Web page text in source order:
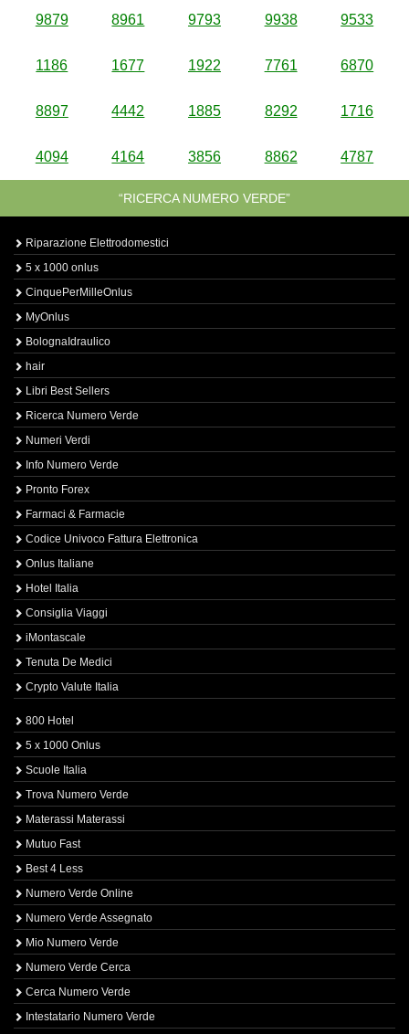
9879 8961 9793 9938 9533
1186 1677 1922 7761 6870
8897 4442 1885 8292 1716
4094 4164 3856 8862 4787
“RICERCA NUMERO VERDE”
Riparazione Elettrodomestici
5 x 1000 onlus
CinquePerMilleOnlus
MyOnlus
BolognaIdraulico
hair
Libri Best Sellers
Ricerca Numero Verde
Numeri Verdi
Info Numero Verde
Pronto Forex
Farmaci & Farmacie
Codice Univoco Fattura Elettronica
Onlus Italiane
Hotel Italia
Consiglia Viaggi
iMontascale
Tenuta De Medici
Crypto Valute Italia
800 Hotel
5 x 1000 Onlus
Scuole Italia
Trova Numero Verde
Materassi Materassi
Mutuo Fast
Best 4 Less
Numero Verde Online
Numero Verde Assegnato
Mio Numero Verde
Numero Verde Cerca
Cerca Numero Verde
Intestatario Numero Verde